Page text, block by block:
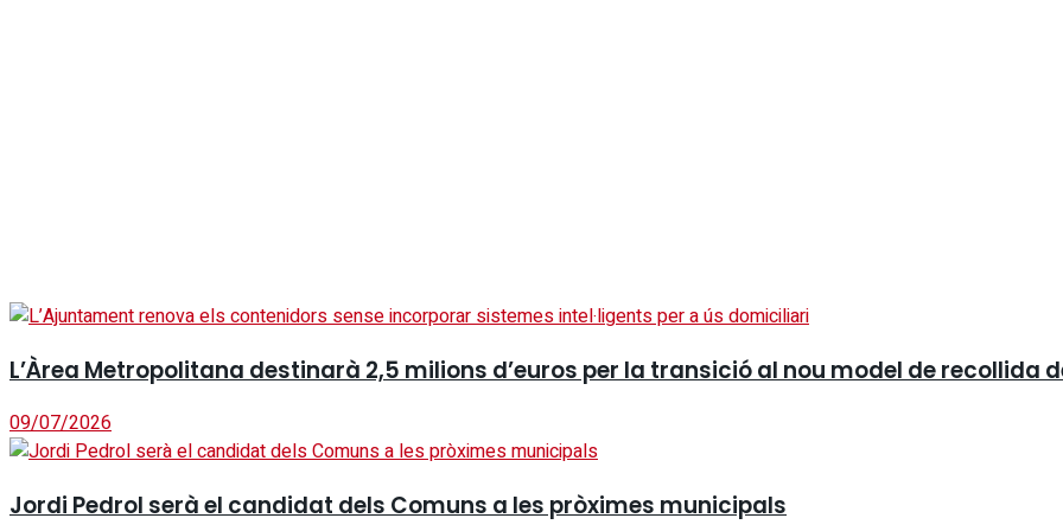
L’Àrea Metropolitana destinarà 2,5 milions d’euros per la transició al nou model de recollida
09/07/2026
Jordi Pedrol serà el candidat dels Comuns a les pròximes municipals